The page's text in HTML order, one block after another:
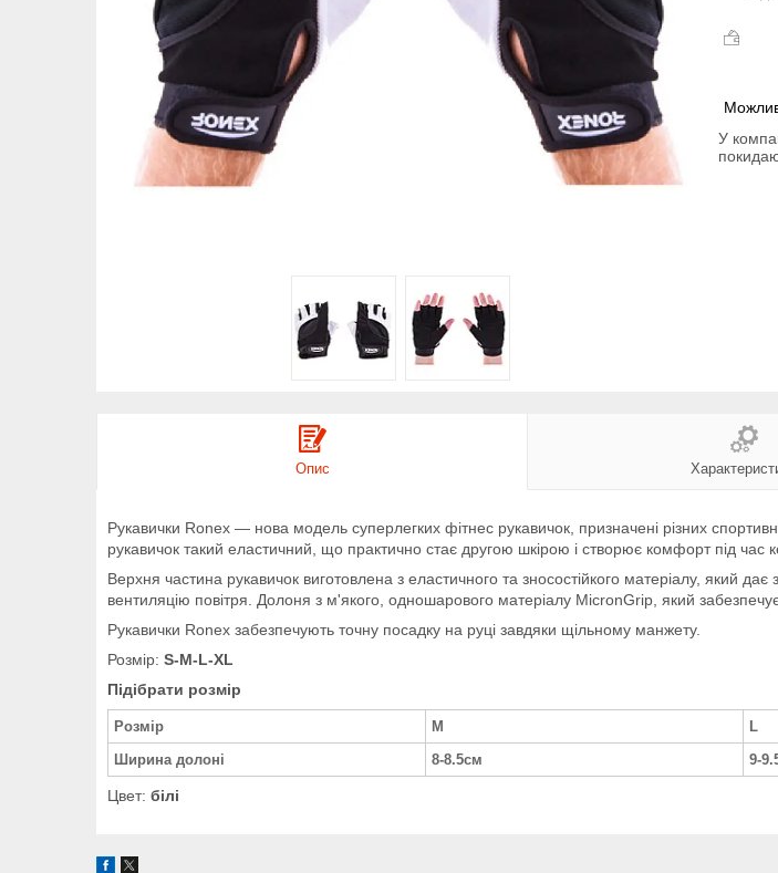
У
Опис
Рукавички Ronex — нова модель суперлегких фітнес рукавичок, призначені різних
рукавичок такий еластичний, що практично стає другою шкірою і створює комфорт під час
Верхня частина рукавичок виготовлена з еластичного та зносостійкого матеріалу, який
вентиляцію повітря. Долоня з м'якого, одношарового матеріалу MicronGrip, який
Рукавички Ronex забезпечують точну посадку на руці завдяки щільному манжету.
Розмір: S-M-L-XL
Підібрати розмір
Розмір M L
Ширина долоні
8-8.5см 9-
Цвет: білі